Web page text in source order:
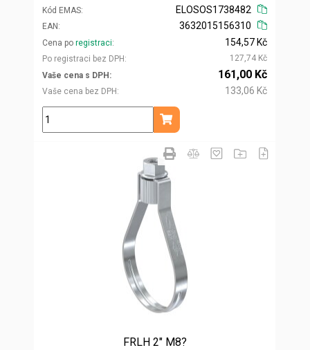
Kód EMAS
EAN
ELOSOS1738482
3632015156310
Cena po registraci
Po registraci bez DPH
154,57 Kč
127,74 Kč
Vaše cena s DPH
Vaše cena bez DPH
161,00 Kč
133,06 Kč
ks
Přidat do košíku
FRLH 2" M8?